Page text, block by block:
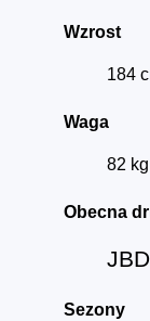
Wzrost
184
Waga
82 kg
Obecna
Sezony